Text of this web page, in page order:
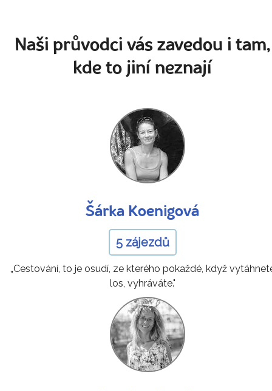
Naši průvodci vás zavedou i tam,
kde to jiní neznají
Šárka Koenigová
5 zájezdů
„Cestování, to je osudí, ze kterého pokaždé, když
los, vyhráváte."